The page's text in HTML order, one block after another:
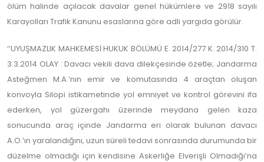
ölüm halinde açılacak davalar genel hükümlere ve 2918 sayılı
Karayolları Trafik Kanunu esaslarına göre adli yargıda görülür.
‘’UYUŞMAZLIK MAHKEMESİ HUKUK BÖLÜMÜ E. 2014/277 K. 2014/310 T.
3.3.2014 OLAY : Davacı vekili dava dilekçesinde özetle; Jandarma
Asteğmen M.A.’nın emir ve komutasında 4 araçtan oluşan
konvoyla Silopi istikametinde yol emniyet ve kontrol görevini ifa
ederken, yol güzergahı üzerinde meydana gelen kaza
sonucunda araç içinde Jandarma eri olarak bulunan davacı
A.O.’ın yaralandığını, uzun süreli tedavi sonrasında durumunda bir
düzelme olmadığı için kendisine Askerliğe Elverişli Olmadığı’na